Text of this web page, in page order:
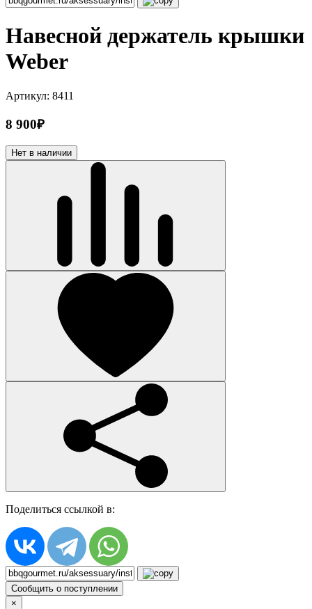
Навесной держатель крышки
Weber
Артикул: 8411
8 900₽
Нет в наличии
Поделиться ссылкой в:
Сообщить о поступлении
×